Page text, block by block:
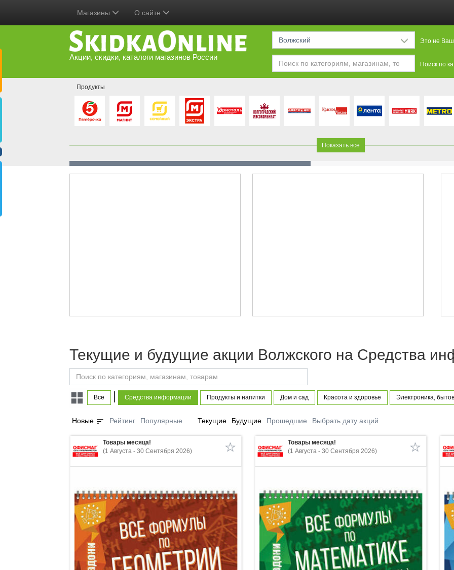
Магазины О сайте
Акции, скидки, каталоги магазинов России
Волжский Это не Ваш
Поиск по
Продукты
Показать все
Текущие и будущие акции Волжского на Средства
Все | Средства информации Продукты и напитки Дом и сад Красота и здоровье Электроника,
Новые sort Рейтинг Популярные Текущие Будущие Прошедшие Выбрать дату акций
Товары месяца!
(1 Августа - 30 Сентября 2026)
Товары месяца!
(1 Августа - 30 Сентября 2026)